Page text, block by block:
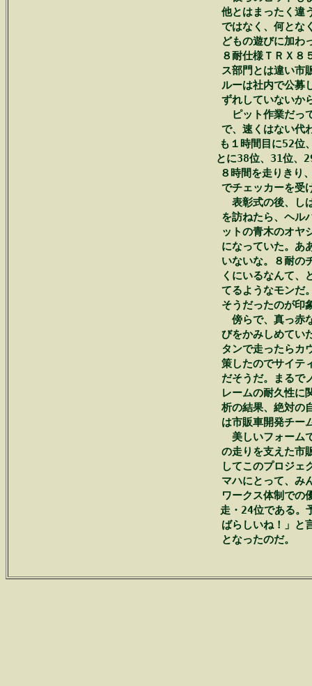
他とはまったく違
ではなく、何とな
どもの遊びに加わ
８耐仕様ＴＲＸ８
ス部門とは違い市
ルーは社内で公募
ずれしてい
ピット作業だっ
で、速くはない代
も１時間目に52位
とに38位、31位、
８時間を走りきり
でチェ
表彰式の後、し
を訪ねたら、ヘル
ットの青木のオヤ
になっていた。あ
いないな。８耐の
くにいるなんて、
てるようなモンだ
そうだっ
傍らで、真っ赤
びをかみしめてい
タンで走ったらカ
策したのでサイテ
だそうだ。まるで
レームの耐久性に
析の結果、絶対の
は市販
美しいフォーム
の走りを支えた市
してこのプロジェ
マハにとって、み
ワークス体制での
走・24位である。
ばらしいね！」と
とな